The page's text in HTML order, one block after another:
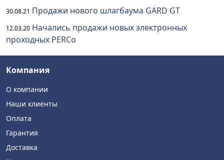
30.08.21 Продажи нового шлагбаума GARD GT
12.03.20 Начались продажи новых электронных
проходных PERCo
Компания
О компании
Наши клиенты
Оплата
Гарантия
Доставка